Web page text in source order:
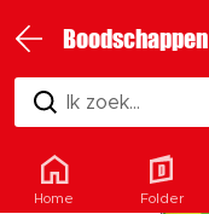
Boodschappen
Ik zoek...
Home Folder